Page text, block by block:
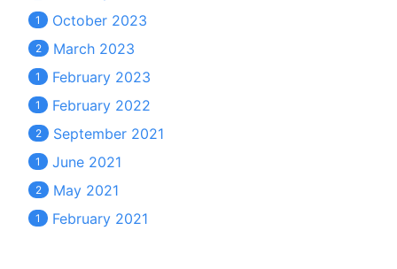
1 October 2023
2 March 2023
1 February 2023
1 February 2022
2 September 2021
1 June 2021
2 May 2021
1 February 2021